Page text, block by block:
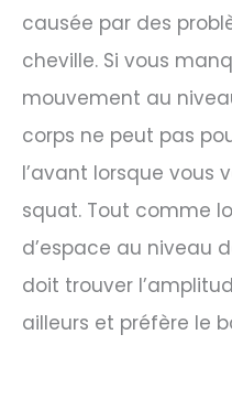
causée par des
cheville. Si vous
mouvement au
corps ne peut pas
l’avant lorsque vous
squat. Tout comme
d’espace au niveau
doit trouver
ailleurs et préfère le